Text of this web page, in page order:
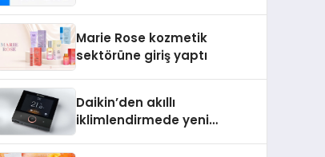
Aldı
Marie Rose kozmetik
sektörüne giriş yaptı
Daikin’den akıllı
iklimlendirmede yeni